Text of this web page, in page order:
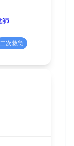
師
二次救急